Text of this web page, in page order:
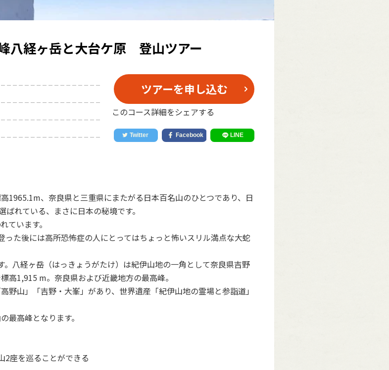
八経ヶ岳と大台ケ原 登山ツアー
ツアーを申し込む
このコース詳細をシェアする
1965.1m、奈良県と三重県にまたがる日本百名山のひとつであり、日
れている、まさに日本の秘境です。
ています。
た後には高所恐怖症の人にとってはちょっと怖いスリル満点な大蛇
八経ヶ岳（はっきょうがたけ）は紀伊山地の一角として奈良県吉野
高1,915 m。奈良県および近畿地方の最高峰。
野山」「吉野・大峯」があり、世界遺産「紀伊山地の霊場と参詣道」
最高峰となります。
2座を巡ることができる